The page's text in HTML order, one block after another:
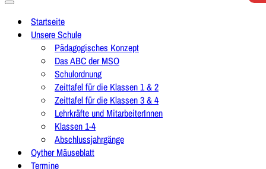
Navigationsmenü
Startseite
Unsere Schule
Pädagogisches Konzept
Das ABC der MSO
Schulordnung
Zeittafel für die Klassen 1 & 2
Zeittafel für die Klassen 3 & 4
Lehrkräfte und MitarbeiterInnen
Klassen 1-4
Abschlussjahrgänge
Oyther Mäuseblatt
Termine